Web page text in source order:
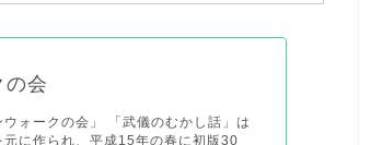
の会
ォークの会」 「武儀のむかし話」は
に作られ、平成15年の春に初版30